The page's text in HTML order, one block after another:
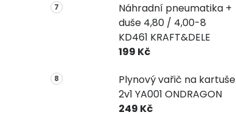
Náhradní pneumatika +
duše 4,80 / 4,00-8
KD461 KRAFT&DELE
199 Kč
Plynový vařič na kartuše
2v1 YA001 ONDRAGON
249 Kč